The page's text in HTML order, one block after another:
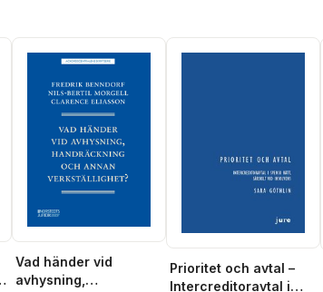
Vad händer vid
avhysning,
Prioritet och avtal –
Intercreditoravtal i